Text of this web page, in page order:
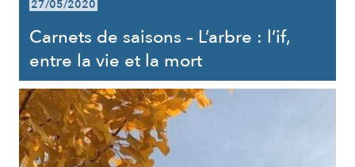
27/05/2020
Carnets de saisons – L’arbre : l’if,
entre la vie et la mort